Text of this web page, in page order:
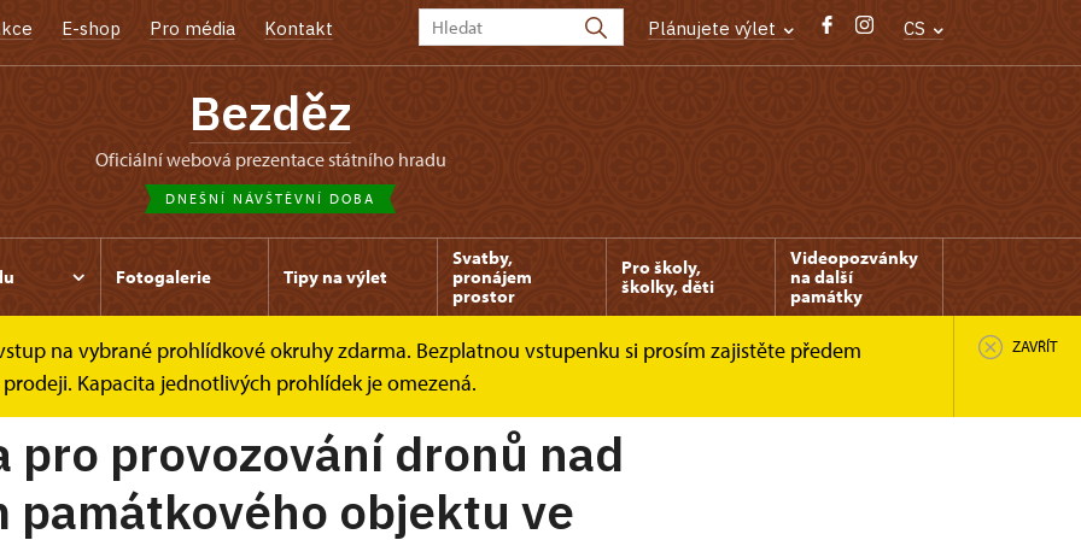
E-shop Pro média Kontakt Plánujete výlet CS
Bezděz
oficiální webová prezentace státního hradu
DNEŠNÍ NÁVŠTĚVNÍ DOBA
Fotogalerie Tipy na výlet
Svatby,
pronájem
prostor
Pro školy,
školky, děti
Videopozvánky
na další
památky
na vybrané prohlídkové okruhy zdarma. Bezplatnou vstupenku si prosím zajistěte předem
Kapacita jednotlivých prohlídek je omezená.
ZAVŘÍT
pro provozování dronů nad
památkového objektu ve